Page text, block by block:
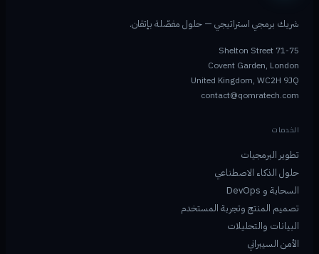
شريك برمجي استراتيجي — حلول مفصّلة بإتقان.
71-75 Shelton Street
Covent Garden, London
United Kingdom, WC2H 9JQ
contact@qomratech.com
الخدمات
تطوير البرمجيات
حلول الذكاء الاصطناعي
السحابة و DevOps
تصميم المنتج وتجربة المستخدم
البيانات والتحليلات
الأمن السيبراني